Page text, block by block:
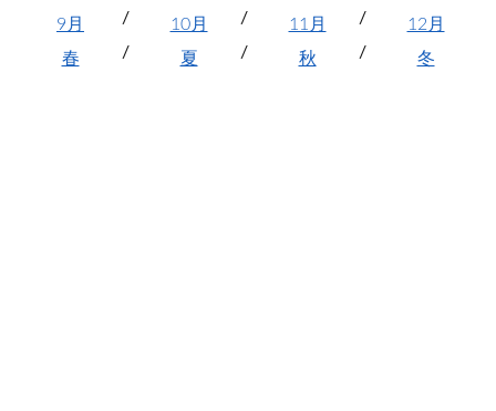
9月
10月 11月
12月
春
夏 秋 冬